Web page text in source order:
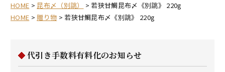
HOME 昆布〆（別誂）
若狭甘鯛昆布〆《別誂》 220g
HOME
贈り物 若狭甘鯛昆布〆《別誂》 220g
代引き手数料有料化のお知らせ